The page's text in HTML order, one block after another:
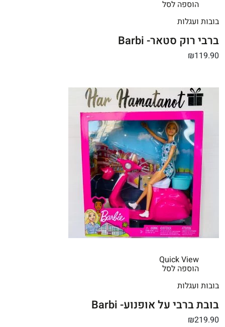
הוספה לסל
בובות ועגלות
ברבי רוק סטאר- Barbi
₪119.90
Quick View
הוספה לסל
בובות ועגלות
בובת ברבי על אופנוע- Barbi
₪219.90